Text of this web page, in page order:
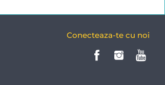
Conecteaza-te cu noi